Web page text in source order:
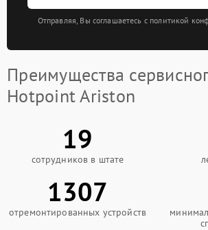
Отправляя, Вы соглашаетесь с политикой
Преимущества
Hotpoint Ariston
19
сотрудников в штате
1307
отремонтированных устройств